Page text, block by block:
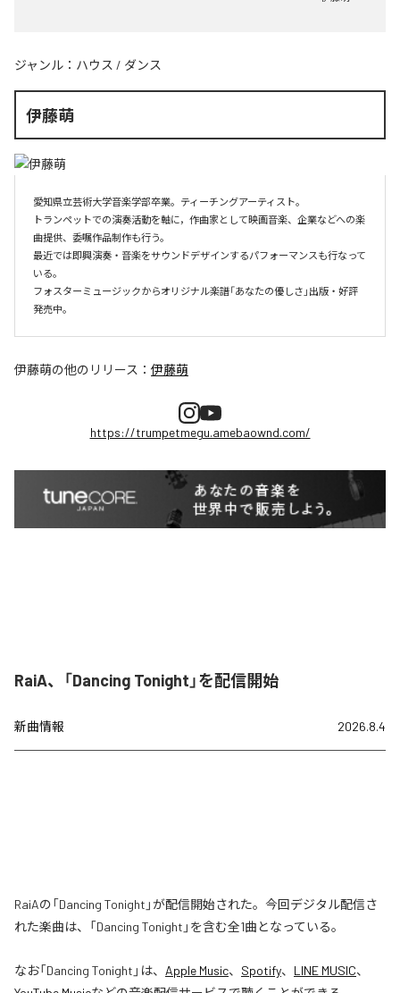
ジャンル： ハウス / ダンス
伊藤萌
愛知県立芸術大学音楽学部卒業。ティーチングアーティスト。
トランペットでの演奏活動を軸に，作曲家として映画音楽、企業などへの楽
曲提供、委嘱作品制作も行う。
最近では即興演奏・音楽をサウンドデザインするパフォーマンスも行なって
いる。
フォスターミュージックからオリジナル楽譜「あなたの優しさ」出版・好評
伊藤萌の他のリリース： 伊藤萌
https://trumpetmegu.amebaownd.com/
RaiA、「Dancing Tonight」を配信開始
新曲情報 2026.8.4
RaiAの「Dancing Tonight」が配信開始された。今回デジタル配信さ
れた楽曲は、「Dancing Tonight」を含む全1曲となっている。
なお「Dancing Tonight 」は、 Apple Music、 Spotify、 LINE MUSIC、